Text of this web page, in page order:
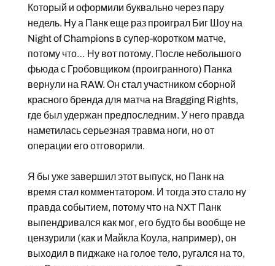
Который и оформили буквально через пару
недель. Ну а Панк еще раз проиграл Биг Шоу на
Night of Champions в супер-коротком матче,
потому что… Ну вот потому. После небольшого
фьюда с Гробовщиком (проигранного) Панка
вернули на RAW. Он стал участником сборной
красного бренда для матча на Bragging Rights,
где был удержан предпоследним. У него правда
наметилась серьезная травма ноги, но от
операции его отговорили.
Я бы уже завершил этот выпуск, но Панк на
время стал комментатором. И тогда это стало ну
правда событием, потому что на NXT Панк
выпендривался как мог, его будто бы вообще не
цензурили (как и Майкла Коула, например), он
выходил в пиджаке на голое тело, ругался на то,